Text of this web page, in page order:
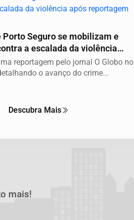
Porto Seguro se mobilizam e
a escalada da violência
reportagem pelo jornal O Globo no
o avanço do crime...
Descubra Mais
mais!